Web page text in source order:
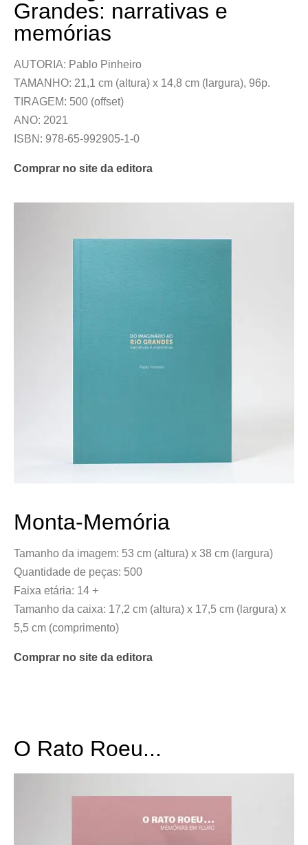
Grandes: narrativas e
memórias
AUTORIA: Pablo Pinheiro
TAMANHO: 21,1 cm (altura) x 14,8 cm (largura), 96p.
TIRAGEM: 500 (offset)
ANO: 2021
ISBN: 978-65-992905-1-0
Comprar no site da editora
Monta-Memória
Tamanho da imagem: 53 cm (altura) x 38 cm (largura)
Quantidade de peças: 500
Faixa etária: 14 +
Tamanho da caixa: 17,2 cm (altura) x 17,5 cm (largura) x
5,5 cm (comprimento)
Comprar no site da editora
O Rato Roeu...